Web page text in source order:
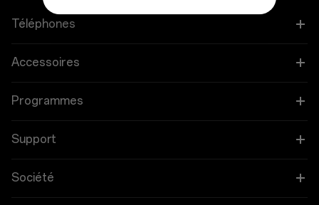
Téléphones
OnePlus 15
Accessoires
Tablette
Programmes
Associez vos appareils OnePlus
Support
FAQ Shopping
Société